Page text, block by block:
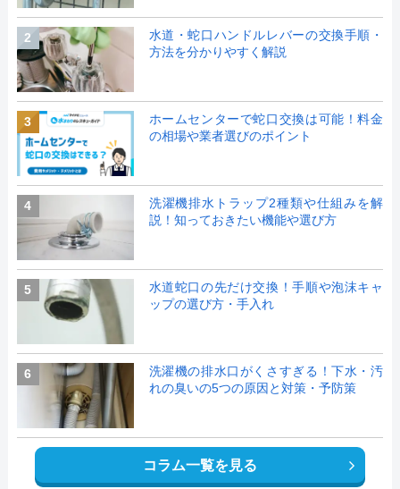
2
水道・蛇口ハンドルレバーの交換手順・
方法を分かりやすく解説
3
ホームセンターで蛇口交換は可能！料金
の相場や業者選びのポイント
4
洗濯機排水トラップ2種類や仕組みを解
説！知っておきたい機能や選び方
5
水道蛇口の先だけ交換！手順や泡沫キャ
ップの選び方・手入れ
6
洗濯機の排水口がくさすぎる！下水・汚
れの臭いの5つの原因と対策・予防策
コラム一覧を見る